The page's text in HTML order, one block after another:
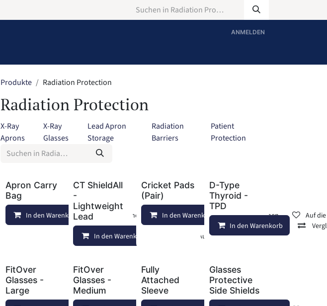
ANMELDEN
Produkte Radiation Protection
Radiation Protection
X-Ray
Aprons
X-Ray
Glasses
Lead Apron
Storage
Radiation
Barriers
Patient
Protection
Apron Carry
Bag
In den Warenkorb Vergleichen Auf die Wunschliste
CT ShieldAll
-
Lightweight
Lead
In den Warenkorb Auf die Wunschliste
Cricket Pads
(Pair)
In den Warenkorb Vergleichen Auf
D-Type
Thyroid -
TPD
In den Warenkorb
FitOver
Glasses -
Large
FitOver
Glasses -
Medium
Fully
Attached
Sleeve
Glasses
Protective
Side Shields